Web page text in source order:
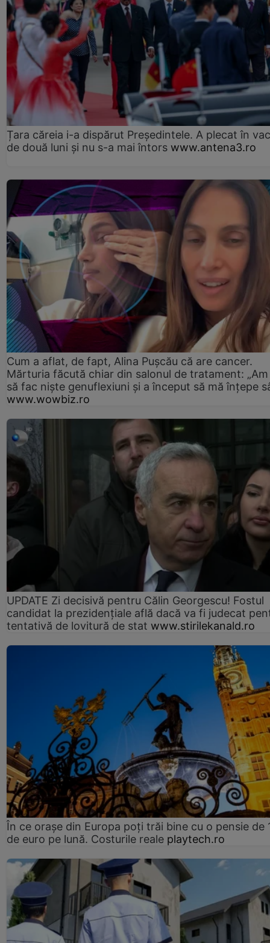
Țara căreia i-a dispărut Președintele. A plecat în
de două luni și nu s-a mai întors www.antena3.ro
Cum a aflat, de fapt, Alina Pușcău că are cancer.
Mărturia făcută chiar din salonul de tratament:
să fac niște genuflexiuni și a început să mă înțepe
www.wowbiz.ro
UPDATE Zi decisivă pentru Călin Georgescu! Fostul
candidat la prezidențiale află dacă va fi judecat
tentativă de lovitură de stat www.stirilekanald.ro
În ce orașe din Europa poți trăi bine cu o pensie de
de euro pe lună. Costurile reale playtech.ro